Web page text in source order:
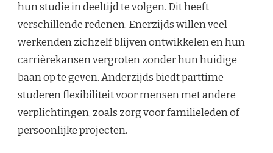
hun studie in deeltijd te volgen. Dit heeft
verschillende redenen. Enerzijds willen veel
werkenden zichzelf blijven ontwikkelen en hun
carrièrekansen vergroten zonder hun huidige
baan op te geven. Anderzijds biedt parttime
studeren flexibiliteit voor mensen met andere
verplichtingen, zoals zorg voor familieleden of
persoonlijke projecten.